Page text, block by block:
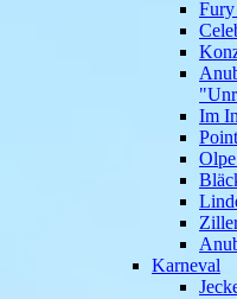
Fury
Im
Karneval